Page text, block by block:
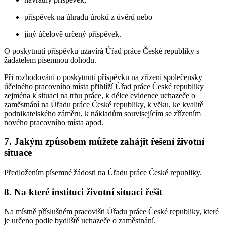
příspěvek na úhradu úroků z úvěrů nebo
jiný účelově určený příspěvek.
O poskytnutí příspěvku uzavírá Úřad práce České republiky s
žadatelem písemnou dohodu.
Při rozhodování o poskytnutí příspěvku na zřízení společensky
účelného pracovního místa přihlíží Úřad práce České republiky
zejména k situaci na trhu práce, k délce evidence uchazeče o
zaměstnání na Úřadu práce České republiky, k věku, ke kvalitě
podnikatelského záměru, k nákladům souvisejícím se zřízením
nového pracovního místa apod.
7. Jakým způsobem můžete zahájit řešení životní
situace
Předložením písemné žádosti na Úřadu práce České republiky.
8. Na které instituci životní situaci řešit
Na místně příslušném pracovišti Úřadu práce České republiky, které
je určeno podle bydliště uchazeče o zaměstnání.